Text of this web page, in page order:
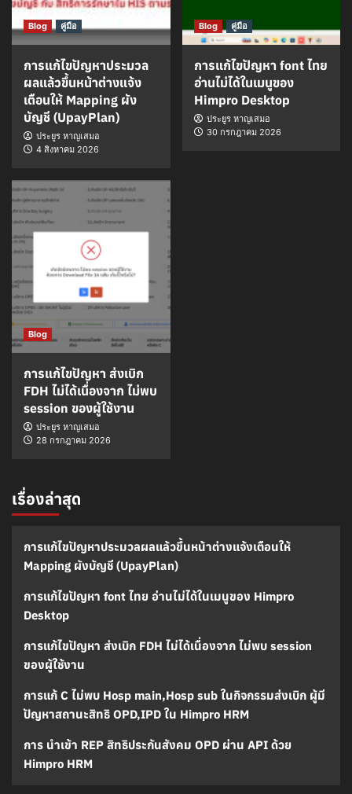
Blog คู่มือ
การแก้ไขปัญหาประมวล
ผลแล้วขึ้นหน้าต่างแจ้ง
เตือนให้ Mapping ผัง
บัญชี (UpayPlan)
ประยูร หาญเสมอ
4 สิงหาคม 2026
Blog คู่มือ
การแก้ไขปัญหา font ไทย
อ่านไม่ได้ในเมนูของ
Himpro Desktop
ประยูร หาญเสมอ
30 กรกฎาคม 2026
Blog
การแก้ไขปัญหา ส่งเบิก
FDH ไม่ได้เนื่องจาก ไม่พบ
session ของผู้ใช้งาน
ประยูร หาญเสมอ
28 กรกฎาคม 2026
เรื่องล่าสุด
การแก้ไขปัญหาประมวลผลแล้วขึ้นหน้าต่างแจ้งเตือนให้
Mapping ผังบัญชี (UpayPlan)
การแก้ไขปัญหา font ไทย อ่านไม่ได้ในเมนูของ Himpro
Desktop
การแก้ไขปัญหา ส่งเบิก FDH ไม่ได้เนื่องจาก ไม่พบ session
ของผู้ใช้งาน
การแก้ C ไม่พบ Hosp main,Hosp sub ในกิจกรรมส่งเบิก ผู้มี
ปัญหาสถานะสิทธิ OPD,IPD ใน Himpro HRM
การ นำเข้า REP สิทธิประกันสังคม OPD ผ่าน API ด้วย
Himpro HRM